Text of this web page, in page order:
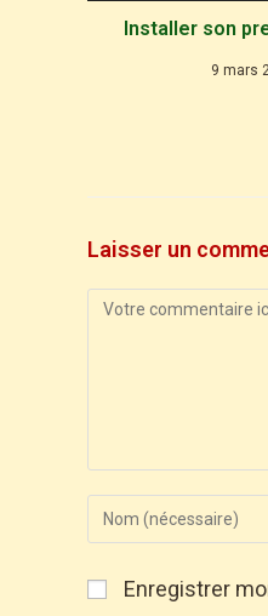
Installer son
9 mars
Laisser un
Enregistrer